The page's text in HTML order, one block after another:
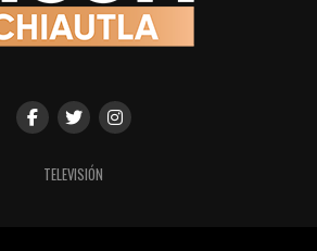
TELEVISIÓN